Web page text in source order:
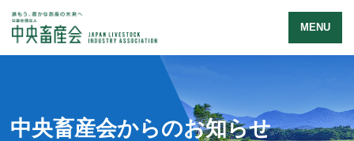
MENU
中央畜産会からのお知らせ